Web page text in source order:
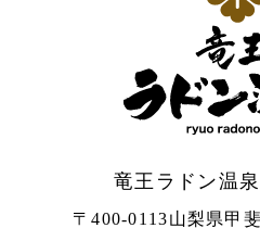
竜王ラドン温
〒400-0113山梨県甲